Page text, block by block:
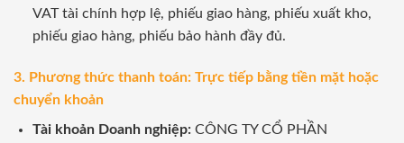
VAT tài chính hợp lệ, phiếu giao hàng, phiếu xuất kho,
phiếu giao hàng, phiếu bảo hành đầy đủ.
3. Phương thức thanh toán: Trực tiếp bằng tiền mặt hoặc
chuyển khoản
Tài khoản Doanh nghiệp:CÔNG TY CỔ PHẦN